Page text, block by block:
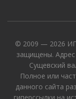
© 2009 — 2026 ИП
защищены. Адрес
Сущевский
Полное или
данного сайта
гиперссылки на